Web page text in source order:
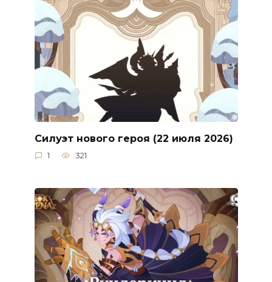
Силуэт нового героя (22 июля 2026)
1 321